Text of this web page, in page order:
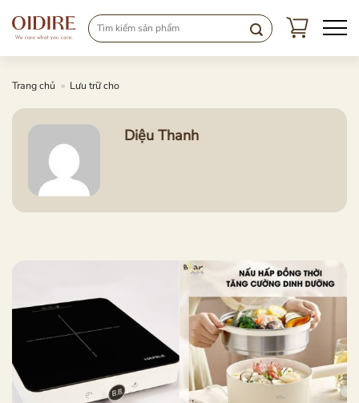
đến
Trang chủ » Lưu trữ cho
Diệu Thanh